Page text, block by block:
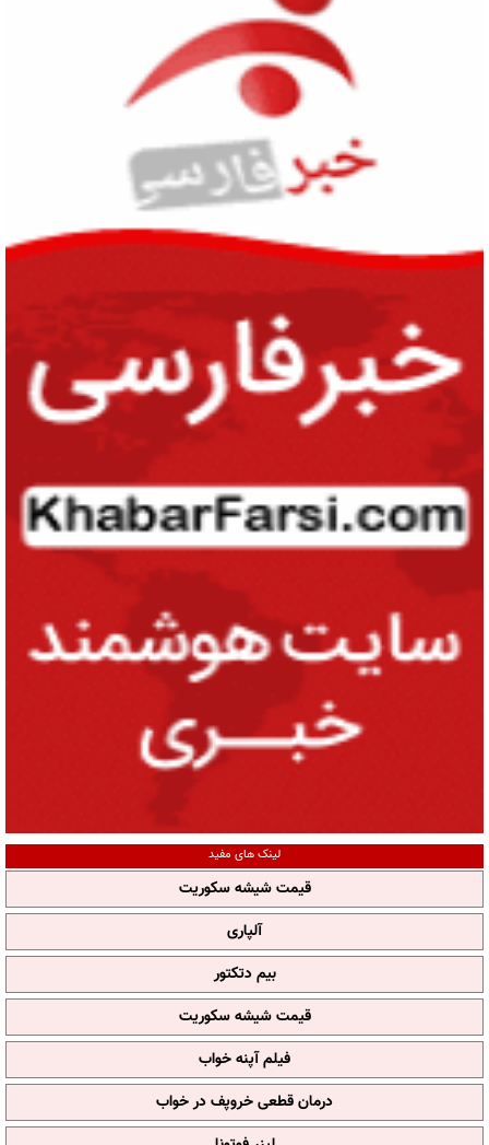
لینک های مفید
قیمت شیشه سکوریت
آلپاری
بیم دتکتور
قیمت شیشه سکوریت
فیلم آپنه خواب
درمان قطعی خروپف در خواب